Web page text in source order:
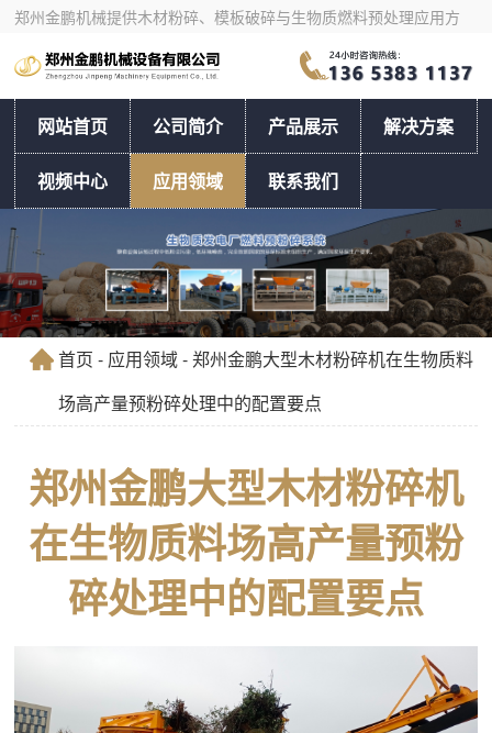
郑州金鹏机械提供木材粉碎、模板破碎与生物质燃料预处理应用方
案，支持按物料和产量选型。
网站首页 公司简介 产品展示 解决方案
视频中心 应用领域 联系我们
首页 - 应用领域- 郑州金鹏大型木材粉碎机在生物质料
场高产量预粉碎处理中的配置要点
郑州金鹏大型木材粉碎机
在生物质料场高产量预粉
碎处理中的配置要点